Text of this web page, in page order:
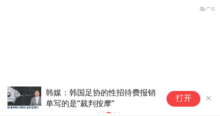
马卡：巴萨相信下周可以完成罗
德里的签约，双方已在沟通
打开
男子乘顺风车时猝死，家属